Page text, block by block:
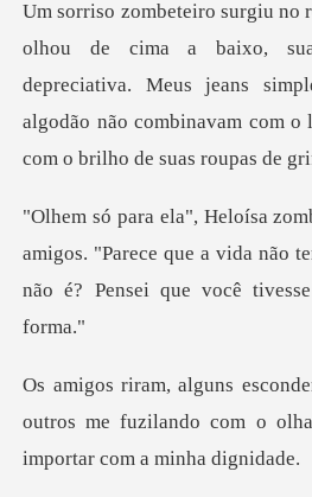
depreciativa. Meus jeans
algodão
amigos. "Parece que a vida não
outros me fuzilando com o